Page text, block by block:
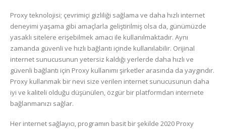
Proxy teknolojisi; çevrimiçi gizliliği sağlama ve daha hızlı internet
deneyimi yaşama gibi amaçlarla geliştirilmiş olsa da, günümüzde
yasaklı sitelere erişebilmek amacı ile kullanılmaktadır. Aynı
zamanda güvenli ve hızlı bağlantı içinde kullanılabilir. Orijinal
internet sunucusunun yetersiz kaldığı yerlerde daha hızlı ve
güvenli bağlantı için Proxy kullanımı şirketler arasında da yaygındır.
Proxy kullanmak bir nevi size verilen internet sunucusunun daha
iyi ve kaliteli olduğu düşünülen, özgür bir platformdan internete
bağlanmanızı sağlar.
Her internet sağlayıcı, programın basit bir şekilde 2020 Proxy